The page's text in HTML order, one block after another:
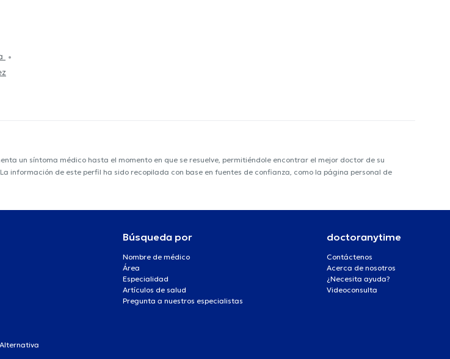
un síntoma médico hasta el momento en que se resuelve, permitiéndole encontrar el mejor doctor de su
de este perfil ha sido recopilada con base en fuentes de confianza, como la página personal de
Búsqueda por
Nombre de médico
Área
Especialidad
Artículos de salud
Pregunta a nuestros especialistas
doctoranytime
Contáctenos
Acerca de nosotros
¿Necesita ayuda?
Videoconsulta